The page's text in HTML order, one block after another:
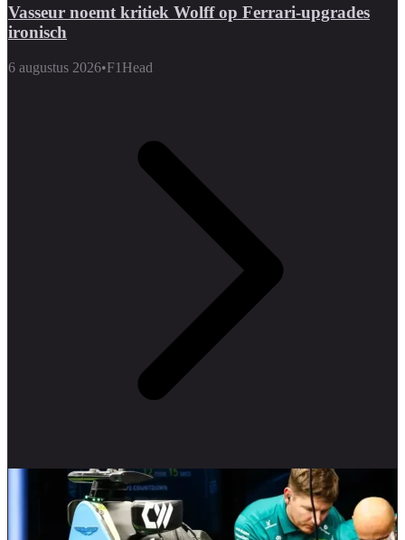
Vasseur noemt kritiek Wolff op Ferrari-upgrades
ironisch
6 augustus 2026•F1Head